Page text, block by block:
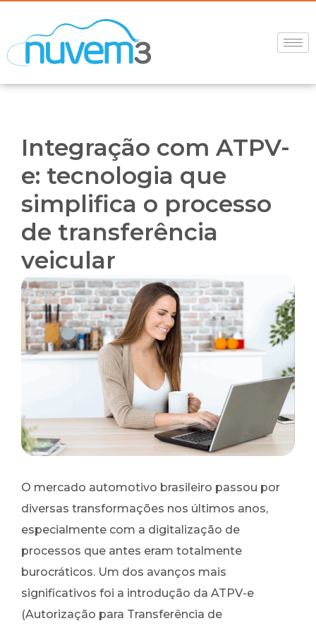
Integração com ATPV-
e: tecnologia que
simplifica o processo
de transferência
veicular
O mercado automotivo brasileiro passou por
diversas transformações nos últimos anos,
especialmente com a digitalização de
processos que antes eram totalmente
burocráticos. Um dos avanços mais
significativos foi a introdução da ATPV-e
(Autorização para Transferência de